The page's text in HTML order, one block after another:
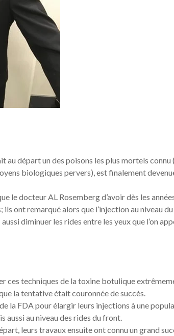
départ un des poisons les plus mortels connu
biologiques pervers), est finalement
le docteur AL Rosemberg d’avoir dès les
ont remarqué alors que l’injection au niveau
diminuer les rides entre les yeux que l’on
ces techniques de la toxine botulique
la tentative était couronnée de succès.
la FDA pour élargir leurs injections à une
aussi au niveau des rides du front.
leurs travaux ensuite ont connu un grand